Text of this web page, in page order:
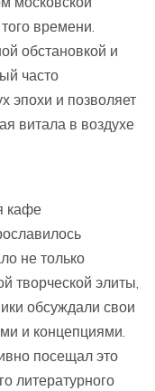
времени.
обстановкой и
часто
эпохи и позволяет
витала в воздухе
кафе
не только
творческой элиты,
обсуждали свои
и концепциями.
посещал это
литературного